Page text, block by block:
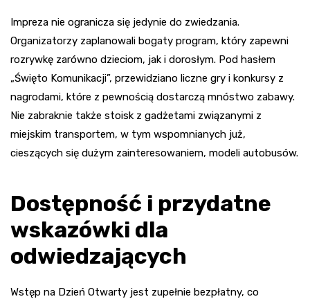
Impreza nie ogranicza się jedynie do zwiedzania.
Organizatorzy zaplanowali bogaty program, który zapewni
rozrywkę zarówno dzieciom, jak i dorosłym. Pod hasłem
„Święto Komunikacji”, przewidziano liczne gry i konkursy z
nagrodami, które z pewnością dostarczą mnóstwo zabawy.
Nie zabraknie także stoisk z gadżetami związanymi z
miejskim transportem, w tym wspomnianych już,
cieszących się dużym zainteresowaniem, modeli autobusów.
Dostępność i przydatne
wskazówki dla
odwiedzających
Wstęp na Dzień Otwarty jest zupełnie bezpłatny, co